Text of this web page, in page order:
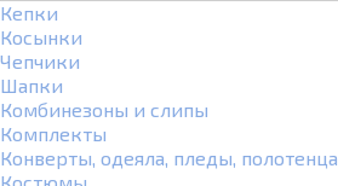
Кепки
Косынки
Чепчики
Шапки
Комбинезоны и слипы
Комплекты
Конверты, одеяла, пледы, полотенца